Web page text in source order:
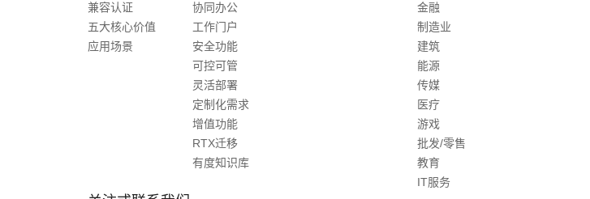
兼容认证
五大核心价值
应用场景
协同办公
工作门户
安全功能
可控可管
灵活部署
定制化需求
增值功能
RTX迁移
有度知识库
金融
制造业
建筑
能源
传媒
医疗
游戏
批发/零售
教育
IT服务